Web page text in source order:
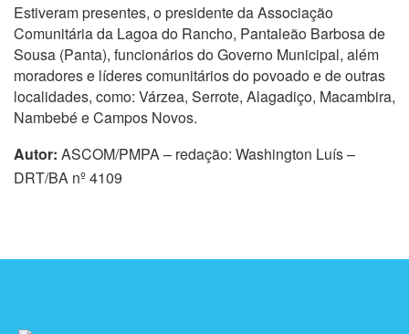
Estiveram presentes, o presidente da Associação
Comunitária da Lagoa do Rancho, Pantaleão Barbosa de
Sousa (Panta), funcionários do Governo Municipal, além
moradores e líderes comunitários do povoado e de outras
localidades, como: Várzea, Serrote, Alagadiço, Macambira,
Nambebé e Campos Novos.
Autor: ASCOM/PMPA – redação: Washington Luís –
DRT/BA nº 4109